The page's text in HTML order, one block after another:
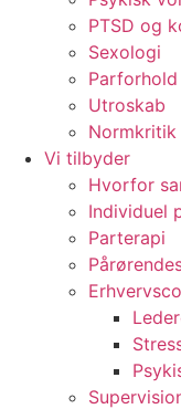
PTSD og
Sexologi
Parforhold
Utroskab
Vi tilbyder
Hvorfor
Individuel
Parterapi